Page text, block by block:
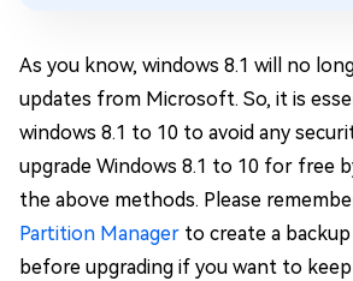
As you know, windows 8.1 will no
updates from Microsoft. So, it is
windows 8.1 to 10 to avoid any
upgrade Windows 8.1 to 10 for free
the above methods. Please
Partition Manager to create a
before upgrading if you want to